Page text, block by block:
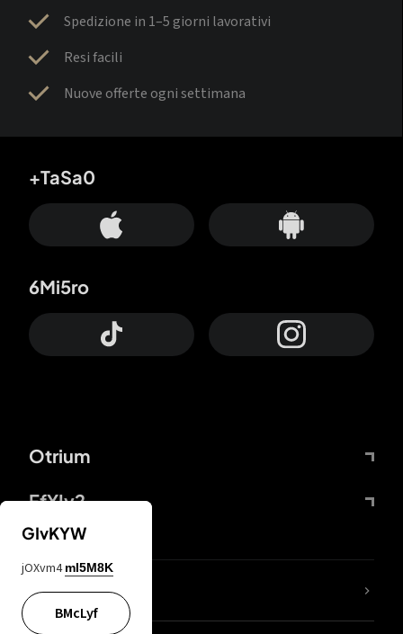
Spedizione in 1–5 giorni lavorativi
Resi facili
Nuove offerte ogni settimana
Otrium
FfYIy2
+TaSa0
6Mi5ro
Lj7sBL
GIvKYW
jOXvm4 mI5M8K
BMcLyf